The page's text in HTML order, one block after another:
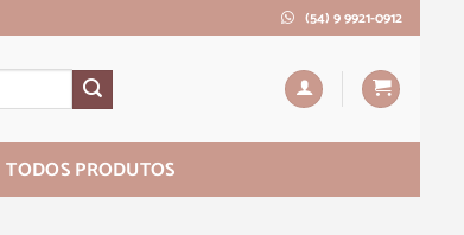
(54) 9 9921-0912
TODOS PRODUTOS